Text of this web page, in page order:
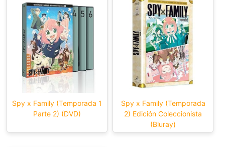
Spy x Family (Temporada 1
Parte 2) (DVD)
Spy x Family (Temporada
2) Edición Coleccionista
(Bluray)